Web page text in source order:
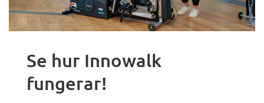
Se hur Innowalk
fungerar!